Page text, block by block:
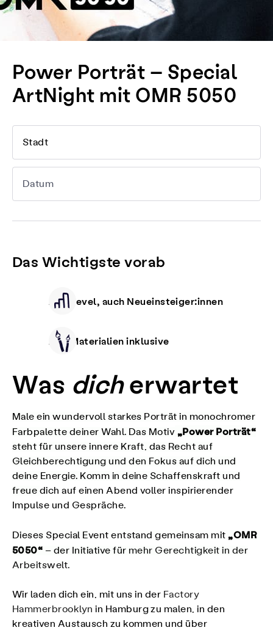
Power Porträt – Special
ArtNight mit OMR 5050
Stadt
Datum
Das Wichtigste vorab
Alle Level, auch Neueinsteiger:innen
Alle Materialien inklusive
Was dicherwartet
Male ein wundervoll starkes Porträt in monochromer
Farbpalette deiner Wahl. Das Motiv „Power Porträt“
steht für unsere innere Kraft, das Recht auf
Gleichberechtigung und den Fokus auf dich und
deine Energie. Komm in deine Schaffenskraft und
freue dich auf einen Abend voller inspirierender
Impulse und Gespräche.
Dieses Special Event entstand gemeinsam mit„OMR
5050“ – der Initiative für mehr Gerechtigkeit in der
Arbeitswelt.
Wir laden dich ein, mit uns in der Factory
Hammerbrooklyn in Hamburg zu malen, in den
kreativen Austausch zu kommen und über